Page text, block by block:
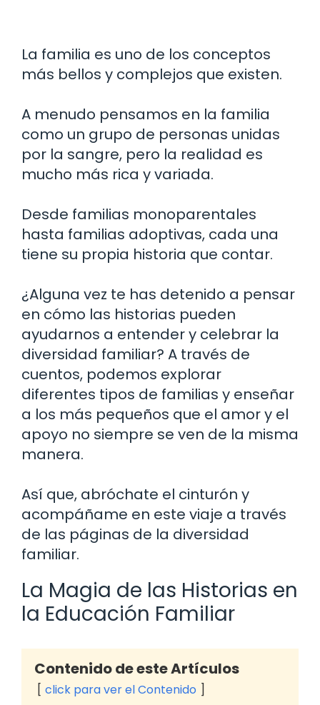
La familia es uno de los conceptos
más bellos y complejos que existen.
A menudo pensamos en la familia
como un grupo de personas unidas
por la sangre, pero la realidad es
mucho más rica y variada.
Desde familias monoparentales
hasta familias adoptivas, cada una
tiene su propia historia que contar.
¿Alguna vez te has detenido a pensar
en cómo las historias pueden
ayudarnos a entender y celebrar la
diversidad familiar? A través de
cuentos, podemos explorar
diferentes tipos de familias y enseñar
a los más pequeños que el amor y el
apoyo no siempre se ven de la misma
manera.
Así que, abróchate el cinturón y
acompáñame en este viaje a través
de las páginas de la diversidad
familiar.
La Magia de las Historias en
la Educación Familiar
Contenido de este Artículos
click para ver el Contenido